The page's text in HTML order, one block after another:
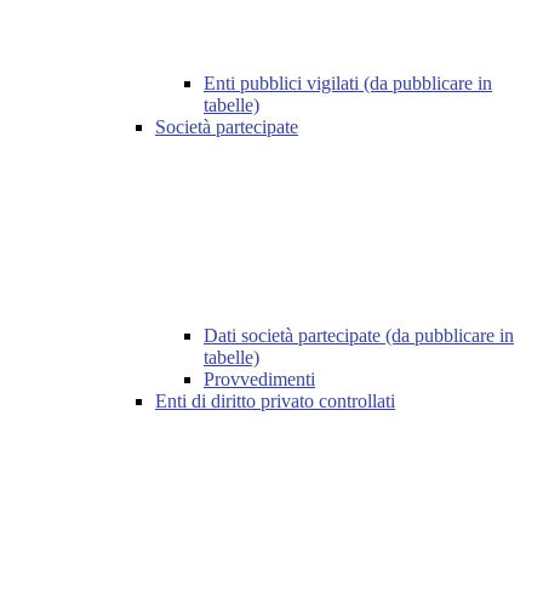
Enti pubblici vigilati (da pubblicare in
tabelle)
Società partecipate
Dati società partecipate (da pubblicare in
tabelle)
Provvedimenti
Enti di diritto privato controllati